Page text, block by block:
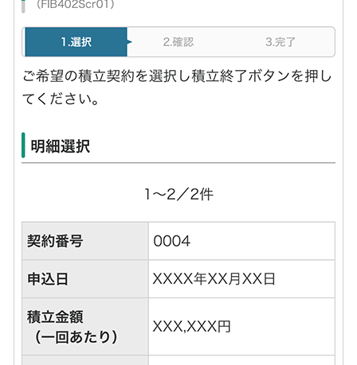
キャンペーン
店舗・ATM
北海道
青森県
宮城県
秋田県
山形県
茨城県
栃木県
群馬県
埼玉県
東京都
神奈川県
新潟県